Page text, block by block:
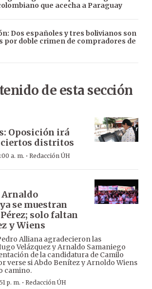
que acecha a Paraguay
Dos españoles y tres bolivianos son
por doble crimen de compradores de
de esta sección
Oposición irá
distritos
a. m. · Redacción ÚH
Arnaldo
se muestran
solo faltan
y Wiens
Alliana agradecieron las
Velázquez y Arnaldo Samaniego
de la candidatura de Camilo
verse si Abdo Benítez y Arnoldo Wiens
camino.
p. m. · Redacción ÚH